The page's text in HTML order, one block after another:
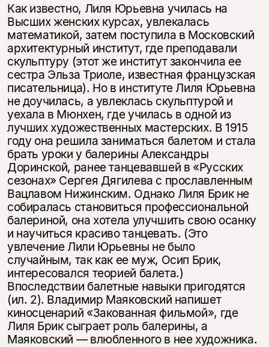
Как известно, Лиля Юрьевна училась на
Высших женских курсах, увлекалась
математикой, затем поступила в Московский
архитектурный институт, где преподавали
скульптуру (этот же институт закончила ее
сестра Эльза Триоле, известная французская
писательница). Но в институте Лиля Юрьевна
не доучилась, а увлеклась скульптурой и
уехала в Мюнхен, где училась в одной из
лучших художественных мастерских. В 1915
году она решила заниматься балетом и стала
брать уроки у балерины Александры
Доринской, ранее танцевавшей в «Русских
сезонах» Сергея Дягилева с прославленным
Вацлавом Нижинским. Однако Лиля Брик не
собиралась становиться профессиональной
балериной, она хотела улучшить свою осанку
и научиться красиво танцевать. (Это
увлечение Лили Юрьевны не было
случайным, так как ее муж, Осип Брик,
интересовался теорией балета.)
Впоследствии балетные навыки пригодятся
(ил. 2). Владимир Маяковский напишет
киносценарий «Закованная фильмой», где
Лиля Брик сыграет роль балерины, а
Маяковский — влюбленного в нее художника.